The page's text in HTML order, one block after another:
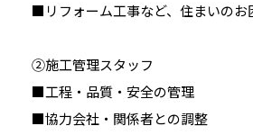
■リフォーム工事など、住まいのお
②施工管理スタッフ
■工程・品質・安全の管理
■協力会社・関係者との調整